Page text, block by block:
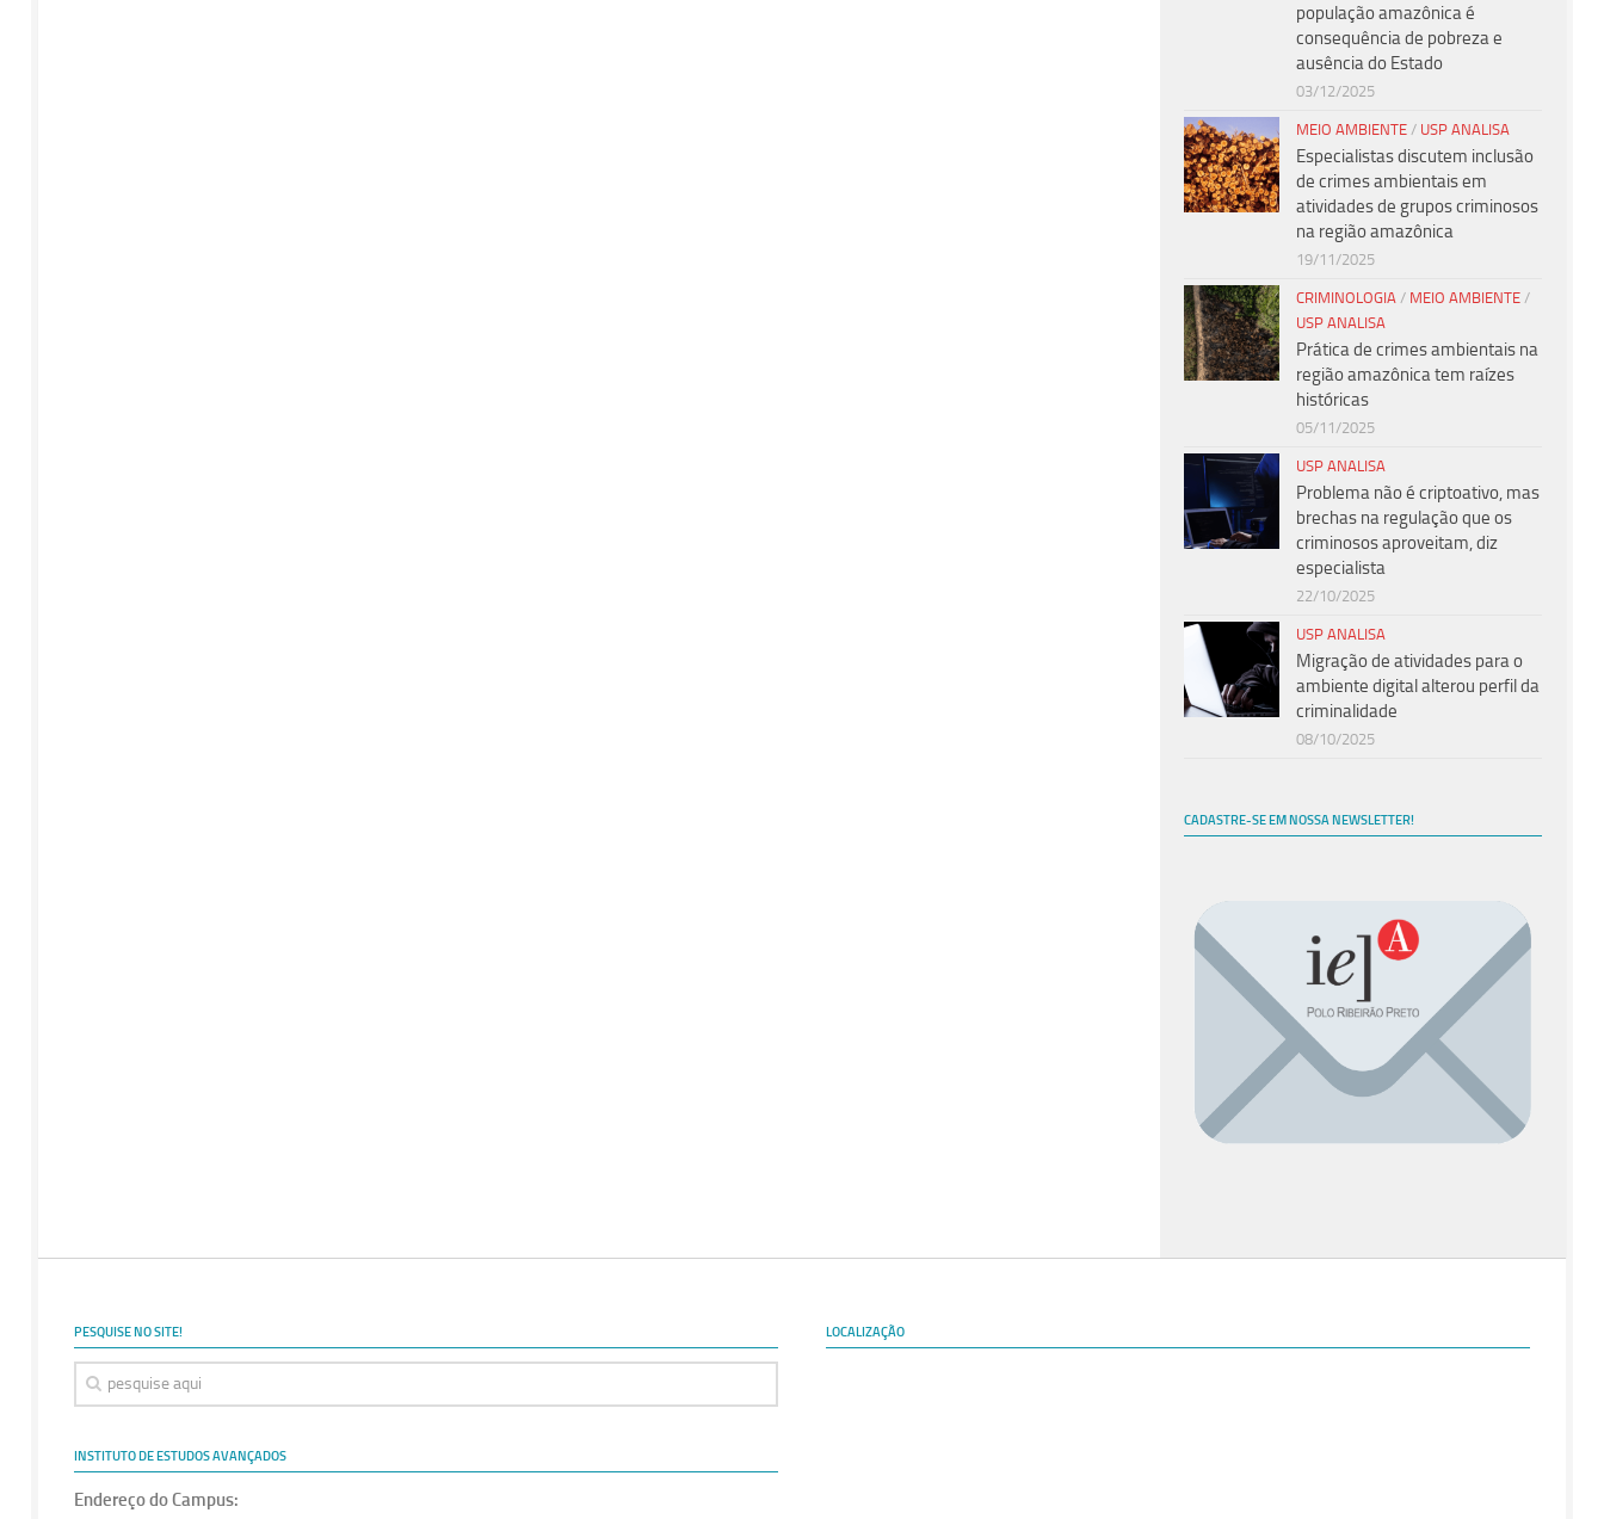
população amazônica é
consequência de pobreza e
ausência do Estado
03/12/2025
MEIO AMBIENTE / USP ANALISA
Especialistas discutem inclusão
de crimes ambientais em
atividades de grupos criminosos
na região amazônica
19/11/2025
CRIMINOLOGIA / MEIO AMBIENTE /
USP ANALISA
Prática de crimes ambientais na
região amazônica tem raízes
históricas
05/11/2025
USP ANALISA
Problema não é criptoativo, mas
brechas na regulação que os
criminosos aproveitam, diz
especialista
22/10/2025
USP ANALISA
Migração de atividades para o
ambiente digital alterou perfil da
criminalidade
08/10/2025
CADASTRE-SE EM NOSSA NEWSLETTER!
PESQUISE NO SITE!
INSTITUTO DE ESTUDOS AVANÇADOS
Endereço do Campus:
LOCALIZAÇÃO